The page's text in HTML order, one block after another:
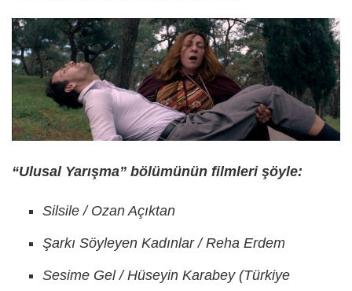
“Ulusal Yarışma” bölümünün filmleri şöyle:
Silsile / Ozan Açıktan
Şarkı Söyleyen Kadınlar / Reha Erdem
Sesime Gel / Hüseyin Karabey (Türkiye